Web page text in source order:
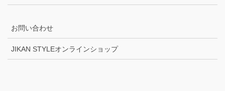
お問い合わせ
JIKAN STYLEオンラインショップ